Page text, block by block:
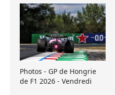
Photos - GP de Hongrie
de F1 2026 - Vendredi